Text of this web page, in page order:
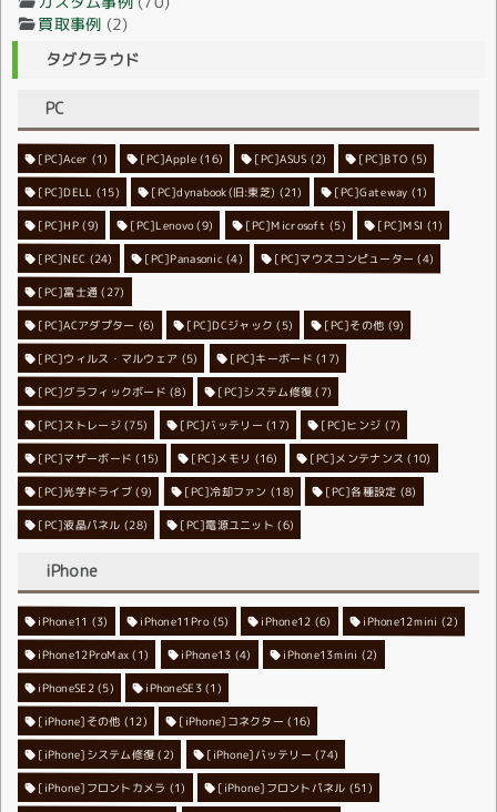
買取事例 (2)
タグクラウド
PC
[PC]Acer (1) [PC]Apple(16) [PC]ASUS (2) [PC]BTO (5)
[PC]DELL (15) [PC]dynabook(旧:東芝) (21) [PC]Gateway (1)
[PC]HP(9) [PC]Lenovo(9) [PC]Microsoft (5) [PC]MSI (1)
[PC]NEC (24) [PC]Panasonic (4) [PC]マウスコンピューター (4)
[PC]富士通 (27)
[PC]ACアダプター (6) [PC]DCジャック (5) [PC]その他 (9)
[PC]ウィルス・マルウェア (5) [PC]キーボード (17)
[PC]グラフィックボード (8) [PC]システム修復 (7)
[PC]ストレージ(75) [PC]バッテリー (17) [PC]ヒンジ (7)
[PC]マザーボード (15) [PC]メモリ (16) [PC]メンテナンス (10)
[PC]光学ドライブ (9) [PC]冷却ファン (18) [PC]各種設定 (8)
[PC]液晶パネル (28) [PC]電源ユニット (6)
iPhone
iPhone11 (3) iPhone11Pro(5) iPhone12 (6) iPhone12mini (2)
iPhone12ProMax (1) iPhone13 (4) iPhone13mini (2)
iPhoneSE2(5) iPhoneSE3 (1)
[iPhone]その他 (12) [iPhone]コネクター (16)
[iPhone]システム修復 (2) [iPhone]バッテリー (74)
[iPhone]フロントカメラ (1) [iPhone]フロントパネル (51)